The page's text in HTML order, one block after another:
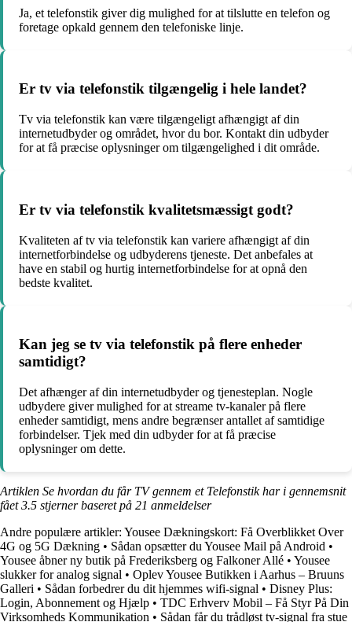
Ja, et telefonstik giver dig mulighed for at tilslutte en telefon og
foretage opkald gennem den telefoniske linje.
Er tv via telefonstik tilgængelig i hele landet?
Tv via telefonstik kan være tilgængeligt afhængigt af din
internetudbyder og området, hvor du bor. Kontakt din udbyder
for at få præcise oplysninger om tilgængelighed i dit område.
Er tv via telefonstik kvalitetsmæssigt godt?
Kvaliteten af tv via telefonstik kan variere afhængigt af din
internetforbindelse og udbyderens tjeneste. Det anbefales at
have en stabil og hurtig internetforbindelse for at opnå den
bedste kvalitet.
Kan jeg se tv via telefonstik på flere enheder
samtidigt?
Det afhænger af din internetudbyder og tjenesteplan. Nogle
udbydere giver mulighed for at streame tv-kanaler på flere
enheder samtidigt, mens andre begrænser antallet af samtidige
forbindelser. Tjek med din udbyder for at få præcise
oplysninger om dette.
Artiklen Se hvordan du får TV gennem et Telefonstik har i gennemsnit
fået3.5 stjerner baseret på 21 anmeldelser
Andre populære artikler: Yousee Dækningskort: Få Overblikket Over
4G og 5G Dækning • Sådan opsætter du Yousee Mail på Android •
Yousee åbner ny butik på Frederiksberg og Falkoner Allé • Yousee
slukker for analog signal • Oplev Yousee Butikken i Aarhus – Bruuns
Galleri • Sådan forbedrer du dit hjemmes wifi-signal • Disney Plus:
Login, Abonnement og Hjælp • TDC Erhverv Mobil – Få Styr På Din
Virksomheds Kommunikation • Sådan får du trådløst tv-signal fra stue